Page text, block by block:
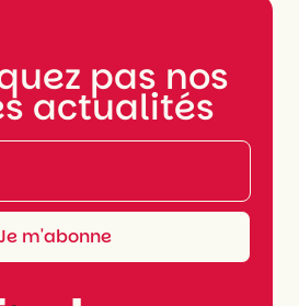
pas nos
actualités